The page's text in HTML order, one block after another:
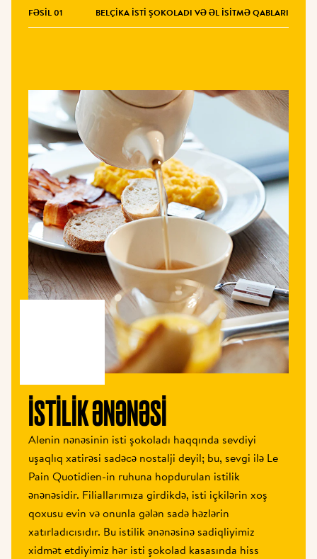
FƏSIL 01 BELÇIKA ISTI ŞOKOLADI VƏ ƏL ISITMƏ QABLARI
İSTILIK ƏNƏNƏSI
Alenin nənəsinin isti şokoladı haqqında sevdiyi
uşaqlıq xatirəsi sadəcə nostalji deyil; bu, sevgi ilə Le
Pain Quotidien-in ruhuna hopdurulan istilik
ənənəsidir. Filiallarımıza girdikdə, isti içkilərin xoş
qoxusu evin və onunla gələn sadə həzlərin
xatırladıcısıdır. Bu istilik ənənəsinə sadiqliyimiz
xidmət etdiyimiz hər isti şokolad kasasında hiss